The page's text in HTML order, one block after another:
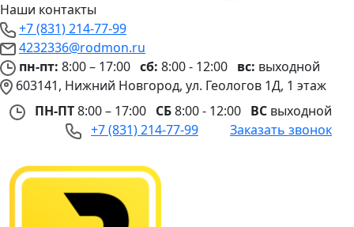
Наши контакты
+7 (831) 214-77-99
4232336@rodmon.ru
пн-пт: 8:00 – 17:00 сб: 8:00 - 12:00 вс: выходной
603141, Нижний Новгород, ул. Геологов 1Д, 1 этаж
ПН-ПТ8:00 – 17:00 СБ8:00 - 12:00 ВС выходной
+7 (831) 214-77-99
Заказать звонок